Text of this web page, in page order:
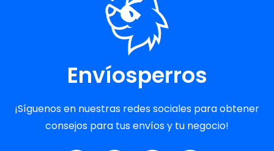
Envíosperros
¡Síguenos en nuestras redes sociales para obtener
consejos para tus envíos y tu negocio!